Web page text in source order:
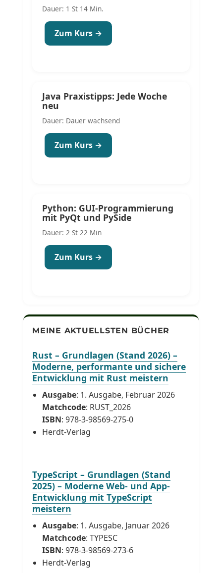
Dauer: 1 St 14 Min.
Zum Kurs →
Java Praxistipps: Jede Woche
neu
Dauer: Dauer wachsend
Zum Kurs →
Python: GUI-Programmierung
mit PyQt und PySide
Dauer: 2 St 22 Min
Zum Kurs →
MEINE AKTUELLSTEN BÜCHER
Rust – Grundlagen (Stand 2026) –
Moderne, performante und sichere
Entwicklung mit Rust meistern
Ausgabe: 1. Ausgabe, Februar 2026
Matchcode: RUST_2026
ISBN: 978-3-98569-275-0
Herdt-Verlag
TypeScript – Grundlagen (Stand
2025) – Moderne Web- und App-
Entwicklung mit TypeScript
meistern
Ausgabe: 1. Ausgabe, Januar 2026
Matchcode: TYPESC
ISBN: 978-3-98569-273-6
Herdt-Verlag